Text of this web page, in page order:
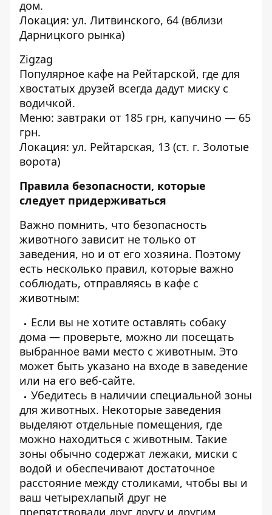
дом.
Локация: ул. Литвинского, 64 (вблизи
Дарницкого рынка)
Zigzag
Популярное кафе на Рейтарской, где для
хвостатых друзей всегда дадут миску с
водичкой.
Меню: завтраки от 185 грн, капучино — 65
грн.
Локация: ул. Рейтарская, 13 (ст. г. Золотые
ворота)
Правила безопасности, которые
следует придерживаться
Важно помнить, что безопасность
животного зависит не только от
заведения, но и от его хозяина. Поэтому
есть несколько правил, которые важно
соблюдать, отправляясь в кафе с
животным:
Если вы не хотите оставлять собаку
дома — проверьте, можно ли посещать
выбранное вами место с животным. Это
может быть указано на входе в заведение
или на его веб-сайте.
Убедитесь в наличии специальной зоны
для животных. Некоторые заведения
выделяют отдельные помещения, где
можно находиться с животным. Такие
зоны обычно содержат лежаки, миски с
водой и обеспечивают достаточное
расстояние между столиками, чтобы вы и
ваш четырехлапый друг не
препятствовали друг другу и другим